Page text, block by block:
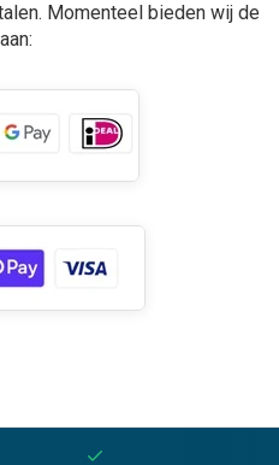
Momenteel bieden wij de